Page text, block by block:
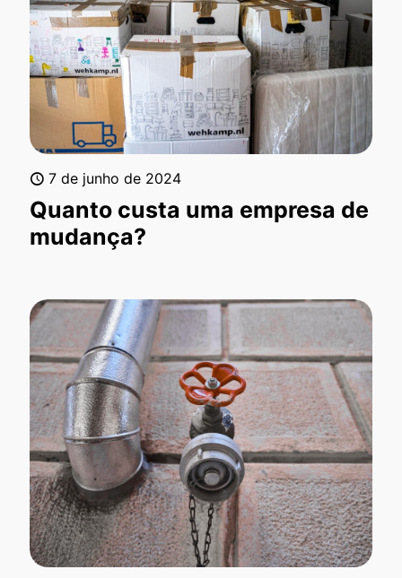
7 de junho de 2024
Quanto custa uma empresa de
mudança?